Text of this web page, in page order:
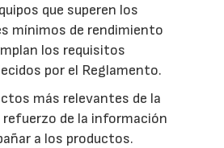
que superen los
mínimos de rendimiento
los requisitos
por el Reglamento.
más relevantes de la
de la información
a los productos.